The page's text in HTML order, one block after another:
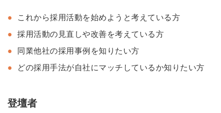
これから採用活動を始めようと考えている方
採用活動の見直しや改善を考えている方
同業他社の採用事例を知りたい方
どの採用手法が自社にマッチしているか知りたい方
登壇者